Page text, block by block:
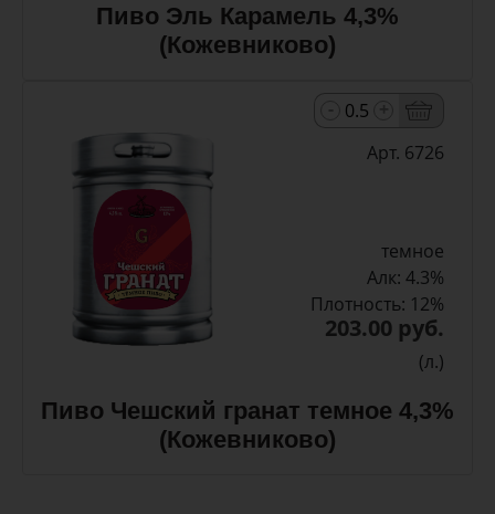
Пиво Эль Карамель 4,3%
(Кожевниково)
Арт. 6726
темное
Алк: 4.3%
Плотность: 12%
203.00 руб.
(л.)
Пиво Чешский гранат темное 4,3%
(Кожевниково)